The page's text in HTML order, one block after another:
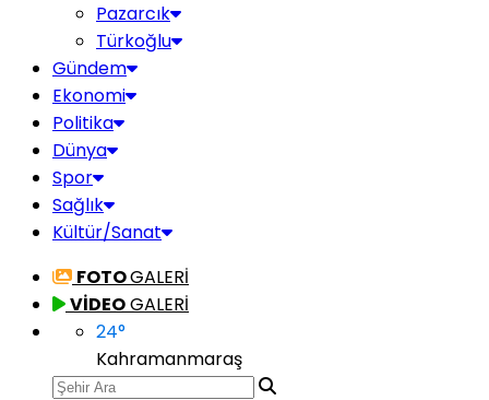
Pazarcık
Türkoğlu
Gündem
Ekonomi
Politika
Dünya
Spor
Sağlık
Kültür/Sanat
FOTOGALERİ
VİDEOGALERİ
24°
Kahramanmaraş